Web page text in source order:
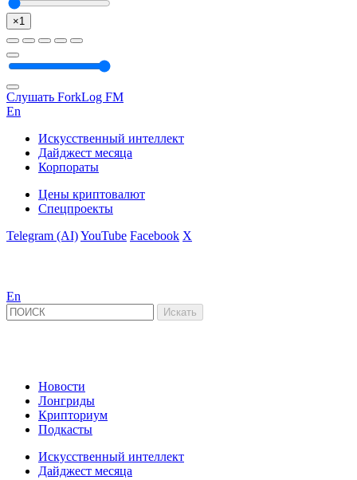
×1
Слушать ForkLog FM
En
Искусственный интеллект
Дайджест месяца
Корпораты
Цены криптовалют
Спецпроекты
Telegram (AI)YouTube Facebook X
En
Новости
Лонгриды
Крипториум
Подкасты
Искусственный интеллект
Дайджест месяца